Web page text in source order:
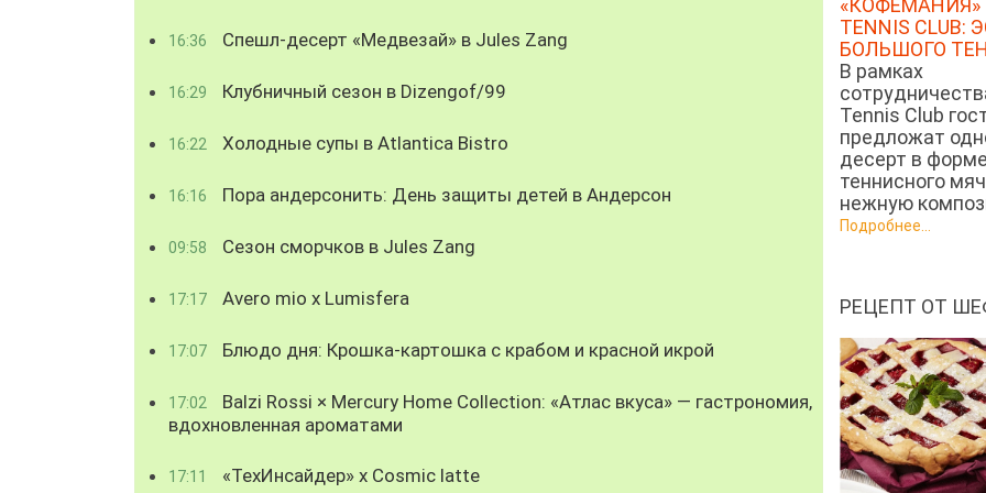
16:36 Спешл-десерт «Медвезай» в Jules Zang
16:29 Клубничный сезон в Dizengof/99
16:22 Холодные супы в Atlantica Bistro
16:16 Пора андерсонить: День защиты детей в Андерсон
09:58 Сезон сморчков в Jules Zang
17:17 Avero mio x Lumisfera
17:07 Блюдо дня: Крошка-картошка с крабом и красной икрой
17:02
Balzi Rossi × Mercury Home Collection: «Атлас вкуса» — гастрономия,
вдохновленная ароматами
17:11 «ТехИнсайдер» х Cosmic latte
«КОФЕМАНИЯ»
TENNIS CLUB:
БОЛЬШОГО
В рамках
Tennis Club
предложат
десерт в форме
теннисного
нежную
Подробнее...
РЕЦЕПТ ОТ